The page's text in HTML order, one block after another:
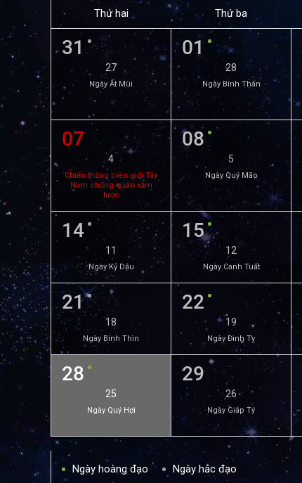
Thứ hai Thứ ba
31
27
Ngày Ất Mùi
01
28
Ngày Bính Thân
07
4
Chiến thắng biên giới Tây
Nam chống quân xâm
lược
08
5
Ngày Quý Mão
14
11
Ngày Kỷ Dậu
15
12
Ngày Canh Tuất
21
18
Ngày Bính Thìn
22
19
Ngày Đinh Tỵ
28
25
Ngày Quý Hợi
29
26
Ngày Giáp Tý
Ngày hoàng đạo Ngày hắc đạo